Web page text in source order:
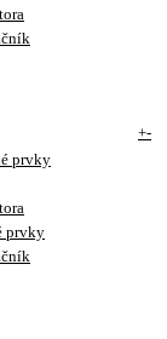
+-
prvky
prvky